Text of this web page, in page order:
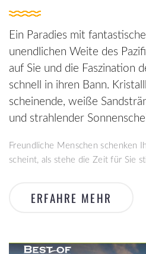
Ein Paradies mit
unendlichen Weite des
auf Sie und die Faszination
schnell in ihren Bann.
scheinende, weiße
und strahlender
Freundliche Menschen schenken
scheint, als stehe die Zeit für Sie
ERFAHRE MEHR